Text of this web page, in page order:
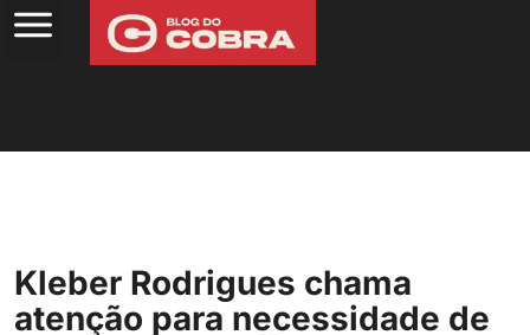
Kleber Rodrigues chama
atenção para necessidade de